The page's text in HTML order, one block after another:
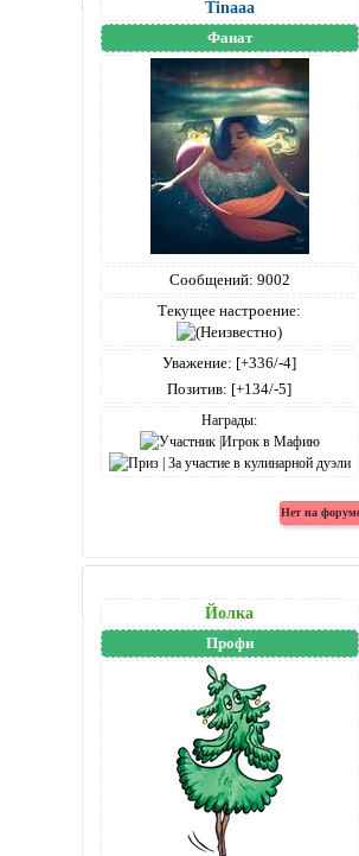
Tinaaa
Фанат
Сообщений: 9002
Текущее настроение:
Уважение: [+336/-4]
Позитив: [+134/-5]
Награды:
Йолка
Профи